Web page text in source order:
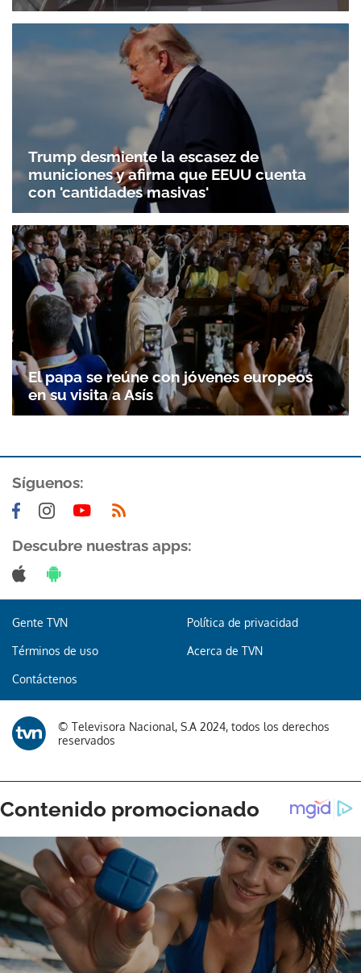
Trump desmiente la escasez de
municiones y afirma que EEUU cuenta
con 'cantidades masivas'
El papa se reúne con jóvenes europeos
en su visita a Asís
Síguenos:
Descubre nuestras apps:
Gente TVN Política de privacidad
Términos de uso Acerca de TVN
Contáctenos
© Televisora Nacional, S.A 2024, todos los derechos
reservados